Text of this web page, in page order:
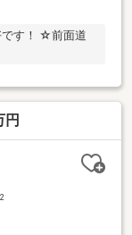
す！ ☆前面道
円
2